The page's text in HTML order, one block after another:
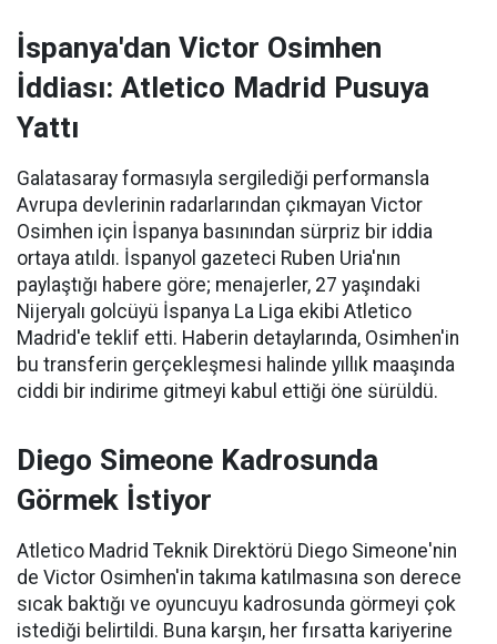
İspanya'dan Victor Osimhen
İddiası: Atletico Madrid Pusuya
Yattı
Galatasaray formasıyla sergilediği performansla
Avrupa devlerinin radarlarından çıkmayan Victor
Osimhen için İspanya basınından sürpriz bir iddia
ortaya atıldı. İspanyol gazeteci Ruben Uria'nın
paylaştığı habere göre; menajerler, 27 yaşındaki
Nijeryalı golcüyü İspanya La Liga ekibi Atletico
Madrid'e teklif etti. Haberin detaylarında, Osimhen'in
bu transferin gerçekleşmesi halinde yıllık maaşında
ciddi bir indirime gitmeyi kabul ettiği öne sürüldü.
Diego Simeone Kadrosunda
Görmek İstiyor
Atletico Madrid Teknik Direktörü Diego Simeone'nin
de Victor Osimhen'in takıma katılmasına son derece
sıcak baktığı ve oyuncuyu kadrosunda görmeyi çok
istediği belirtildi. Buna karşın, her fırsatta kariyerine